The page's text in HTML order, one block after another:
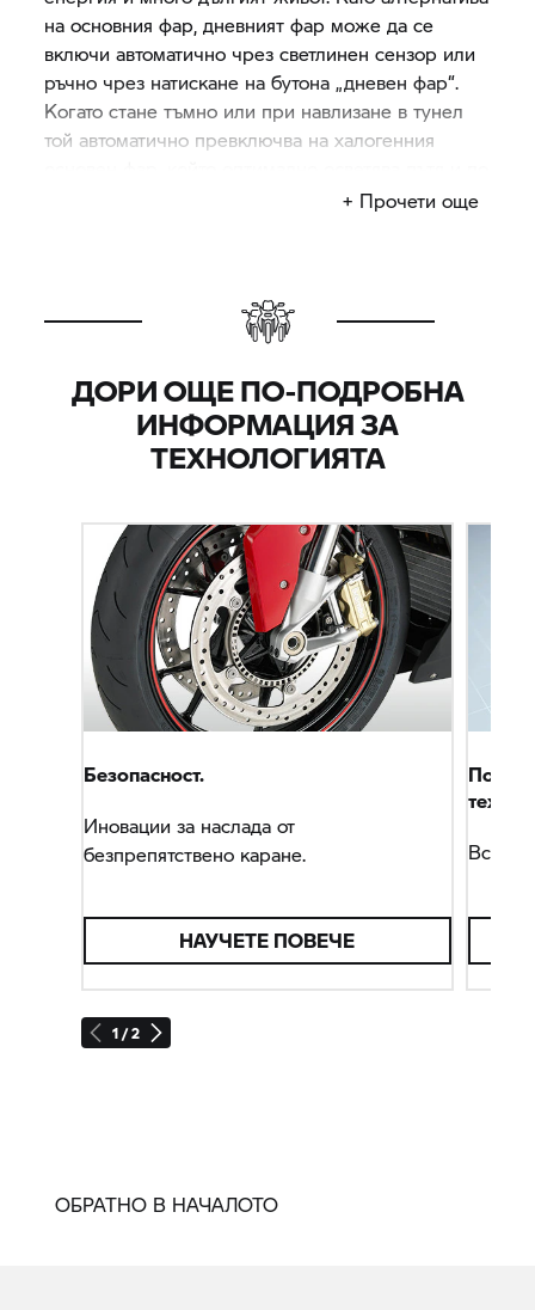
на основния фар, дневният фар може да се
включи автоматично чрез светлинен сензор или
ръчно чрез натискане на бутона „дневен фар“.
Когато стане тъмно или при навлизане в тунел
той автоматично превключва на халогенния
този начин осигурява най-добра видимост за
+ Прочети още
ДОРИ ОЩЕ ПО-ПОДРОБНА
ИНФОРМАЦИЯ ЗА
ТЕХНОЛОГИЯТА
1 / 2
Безопасност.
Иновации за наслада от
безпрепятствено каране.
НАУЧЕТЕ ПОВЕЧЕ
ОБРАТНО В НАЧАЛОТО